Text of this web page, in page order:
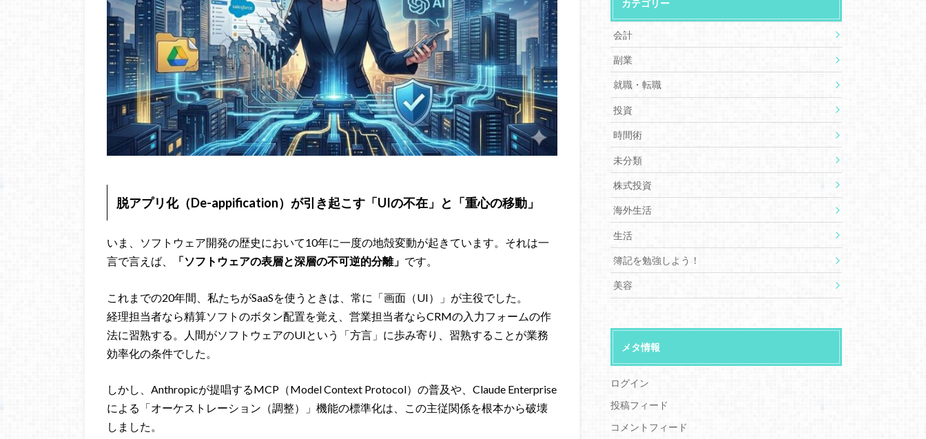
脱アプリ化（De-appification）が引き起こす「UIの不在」と「重心の移動」
いま、ソフトウェア開発の歴史において10年に一度の地殻変動が起きています。それは一
言で言えば、
「ソフトウェアの表層と深層の不可逆的分離」 です。
これまでの20年間、私たちがSaaSを使うときは、常に「画面（UI）」が主役でした。
経理担当者なら精算ソフトのボタン配置を覚え、営業担当者ならCRMの入力フォームの作
法に習熟する。人間がソフトウェアのUIという「方言」に歩み寄り、習熟することが業務
効率化の条件でした。
しかし、Anthropicが提唱するMCP（Model Context Protocol）の普及や、Claude Enterprise
による「オーケストレーション（調整）」機能の標準化は、この主従関係を根本から破壊
しました。
カテゴリー
会計
副業
就職・転職
投資
時間術
未分類
株式投資
海外生活
生活
簿記を勉強しよう！
美容
メタ情報
ログイン
投稿フィード
コメントフィード